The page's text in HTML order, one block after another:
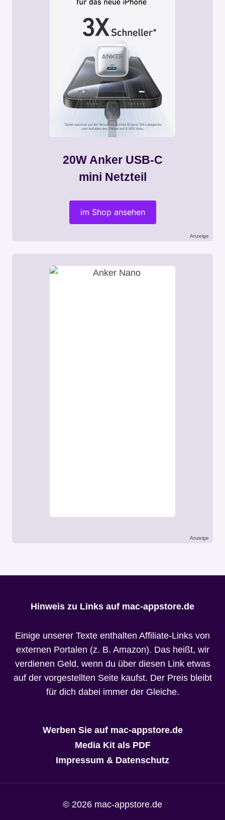
20W Anker USB-C
mini Netzteil
im Shop ansehen
Anzeige
Anzeige
Hinweis zu Links auf mac-appstore.de
Einige unserer Texte enthalten Affiliate-Links von
externen Portalen (z. B. Amazon). Das heißt, wir
verdienen Geld, wenn du über diesen Link etwas
auf der vorgestellten Seite kaufst. Der Preis bleibt
für dich dabei immer der Gleiche.
Werben Sie auf mac-appstore.de
Media Kit als PDF
Impressum & Datenschutz
© 2026 mac-appstore.de